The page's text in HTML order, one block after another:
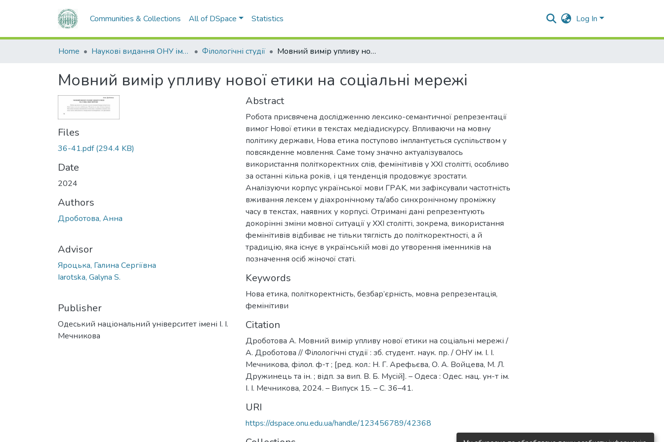
Communities & Collections All of DSpace Statistics Log In
Home Наукові видання ОНУ імені І. І. Мечникова Філологічні студії Мовний вимір упливу нової етики на соціальні мережі
Мовний вимір упливу нової етики на соціальні мережі
Files
36-41.pdf(294.4 KB)
Date
2024
Authors
Дроботова, Анна
Advisor
Яроцька, Галина Сергіївна
Iarotska, Galyna S.
Publisher
Одеський національний університет імені І. І.
Мечникова
Abstract
Робота присвячена дослідженню лексико-семантичної репрезентації
вимог Нової етики в текстах медіадискурсу. Впливаючи на мовну
політику держави, Нова етика поступово імплантується суспільством у
повсякденне мовлення. Саме тому значно актуалізувалось
використання політкоректних слів, фемінітивів у XXI столітті, особливо
за останні кілька років, і ця тенденція продовжує зростати.
Аналізуючи корпус української мови ГРAK, ми зафіксували частотність
вживання лексем у діахронічному та/або синхронічному проміжку
часу в текстах, наявних у корпусі. Отримані дані репрезентують
докорінні зміни мовної ситуації у XXI столітті, зокрема, використання
фемінітивів відбиває не тільки тяглість до політкоректності, а й
традицію, яка існує в українській мові до утворення іменників на
позначення осіб жіночої статі.
Keywords
Нова етика, політкоректність, безбар’єрність, мовна репрезентація,
фемінітиви
Citation
Дроботова А. Мовний вимір упливу нової етики на соціальні мережі /
А. Дроботова // Філологічні студії : зб. студент. наук. пр. / ОНУ ім. І. І.
Мечникова, філол. ф-т ; [ред. кол.: Н. Г. Арефьєва, О. А. Войцева, М. Л.
Дружинець та ін. ; відп. за вип. В. Б. Мусій]. – Одеса : Одес. нац. ун-т ім.
І. І. Мечникова, 2024. – Випуск 15. – С. 36–41.
URI
https://dspace.onu.edu.ua/handle/123456789/42368